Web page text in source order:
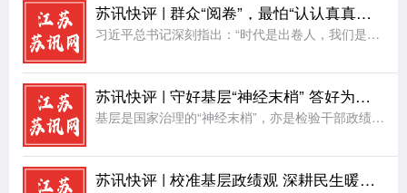
苏讯快评 | 群众“阅卷”，最怕“认认真真走过场”
习近平总书记深刻指出：“时代是出卷人，我们是答卷人，人民是阅卷人。”这一重要论断，为新时代党员干部树立了政绩评价的“金标准”。然而现实中，一些地方虽然嘴上喊着“请群众阅卷”，实际上却搞“定向出题”“标
苏讯快评 | 守好基层“神经末梢” 答好为民政绩答卷
基层是国家治理的“神经末梢”，亦是检验干部政绩观的核心阵地。习近平总书记强调，要把人民群众的小事当作我们的大事。对群众而言，家门口的路灯亮不亮、办事窗口的效率高不高，这些看似细碎的日常，恰是构成治理实
苏讯快评 | 校准基层政绩观 深耕民生暖民心